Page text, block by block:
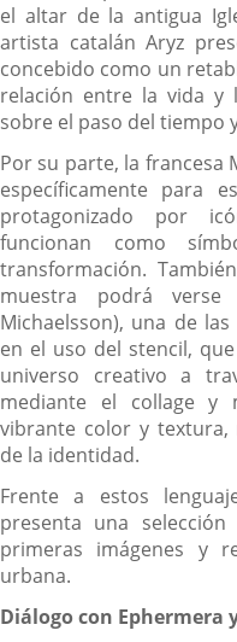
el altar de la antigua
artista catalán Aryz
concebido como un
relación entre la vida y
sobre el paso del tiempo
Por su parte, la francesa
específicamente para
protagonizado por
funcionan como
transformación.
muestra podrá
Michaelsson), una de
en el uso del stencil,
universo creativo a
mediante el collage y
vibrante color y textura,
de la identidad.
Frente a estos
presenta una
primeras imágenes y
urbana.
Diálogo con Ephermera